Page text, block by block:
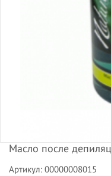
Масло после
Артикул: 00000008015